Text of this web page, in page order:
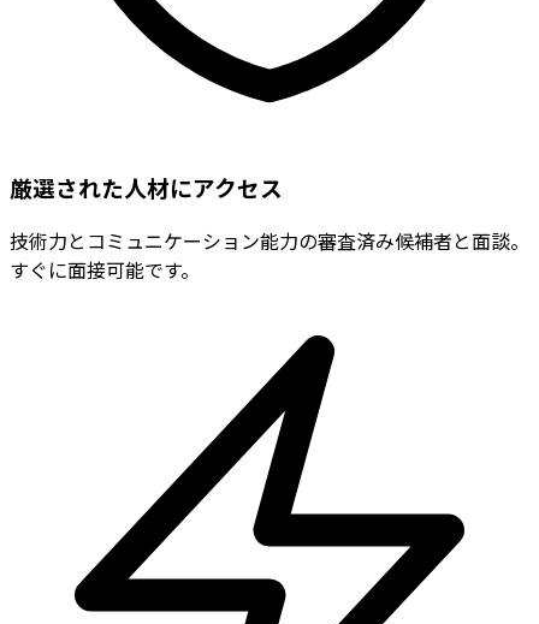
厳選された人材にアクセス
技術力とコミュニケーション能力の審査済み候補者と面談。
すぐに面接可能です。